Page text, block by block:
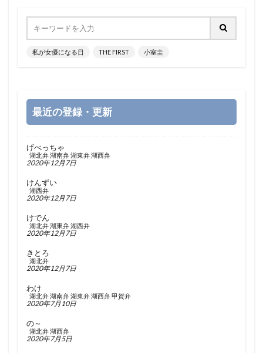
私が女優になる日 THE FIRST 小室圭
最近の登録・更新
げべっちゃ
湖北弁湖南弁湖東弁湖西弁
2020年12月7日
けんずい
湖西弁
2020年12月7日
けでん
湖北弁湖東弁湖西弁
2020年12月7日
きとろ
湖北弁
2020年12月7日
わけ
湖北弁湖南弁湖東弁湖西弁甲賀弁
2020年7月10日
の～
湖北弁湖西弁
2020年7月5日